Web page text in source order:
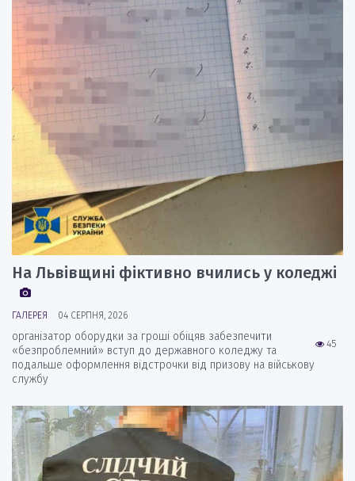
На Львівщині фіктивно вчились у коледжі
ГАЛЕРЕЯ 04 СЕРПНЯ, 2026
45
організатор оборудки за гроші обіцяв забезпечити
«безпроблемний» вступ до державного коледжу та
подальше оформлення відстрочки від призову на військову
службу